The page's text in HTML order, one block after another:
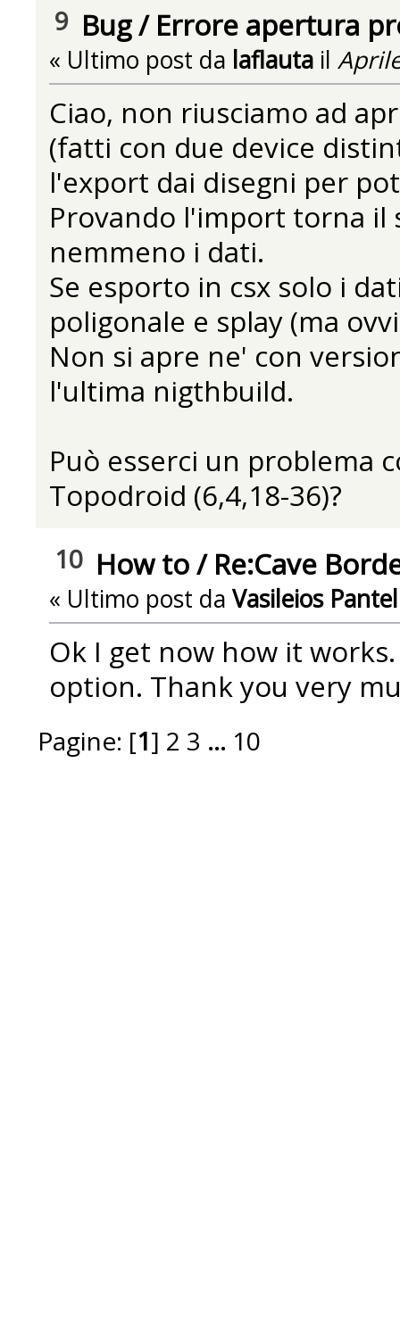
9 Bug/ Errore apertura
« Ultimo post da laflauta il
Ciao, non riusciamo ad
(fatti con due device
l'export dai disegni per
Provando l'import torna il
nemmeno i dati.
Se esporto in csx solo i
poligonale e splay (ma
Non si apre ne' con
l'ultima nigthbuild.
Può esserci un problema
Topodroid (6,4,18-36)?
10 How to/ Re:Cave
« Ultimo post daVasileios
Ok I get now how it
option. Thank you very
Pagine: [1] 2 3 ... 10